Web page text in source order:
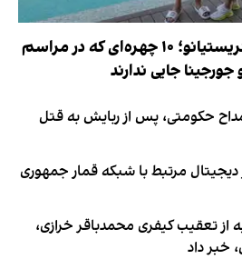
لیست ممنوعه کریستیانو؛ ۱۰ چهره‌ای که در مراسم
جایی ندارند
حکومتی، پس از ربایش به قتل
دیجیتال مرتبط با شبکه قمار جمهوری
تعقیب کیفری محمدباقر خرازی،
خبر داد